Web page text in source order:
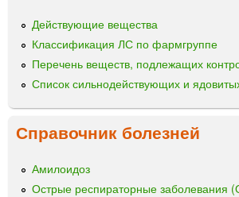
Действующие вещества
Классификация ЛС по фармгруппе
Перечень веществ, подлежащих
Список сильнодействующих и
Справочник болезней
Амилоидоз
Острые респираторные заболевания